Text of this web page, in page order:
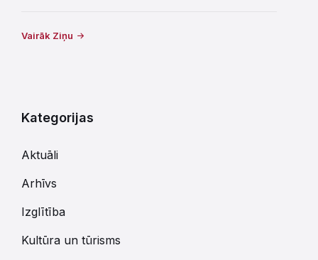
Vairāk Ziņu
Kategorijas
Aktuāli
Arhīvs
Izglītība
Kultūra un tūrisms